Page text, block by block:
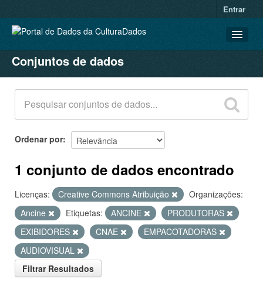
Entrar
CONJUNTOS DE DADOS
ORGANIZAÇÕES
GRUPOS
SOBRE
Conjuntos de dados
Ordenar por
1 conjunto de dados encontrado
Licenças: Creative Commons Atribuição
Organizações:
Ancine
Etiquetas: ANCINE
PRODUTORAS
EXIBIDORES
CNAE
EMPACOTADORAS
AUDIOVISUAL
Filtrar Resultados